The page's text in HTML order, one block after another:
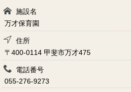
施設名
万才保育園
住所
〒400-0114 甲斐市万才475
電話番号
055-276-9273